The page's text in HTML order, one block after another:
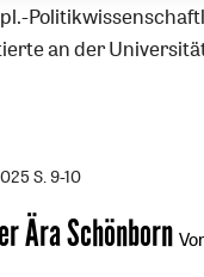
an der
S. 9-10
Ära Schönborn